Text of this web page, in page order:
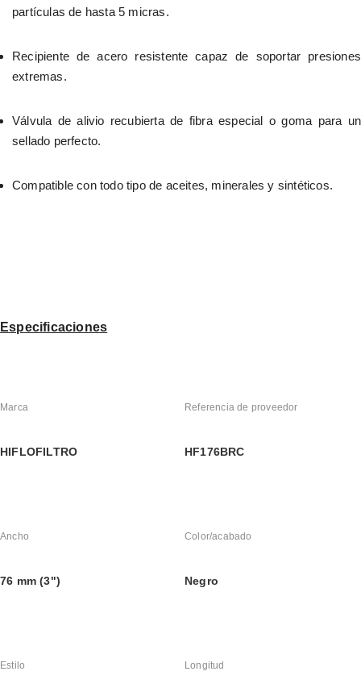
partículas de hasta 5 micras.
Recipiente de acero resistente capaz de soportar presiones
extremas.
Válvula de alivio recubierta de fibra especial o goma para un
sellado perfecto.
Compatible con todo tipo de aceites, minerales y sintéticos.
Especificaciones
Marca
HIFLOFILTRO
Referencia de proveedor
HF176BRC
Ancho
76 mm (3")
Color/acabado
Negro
Estilo Longitud